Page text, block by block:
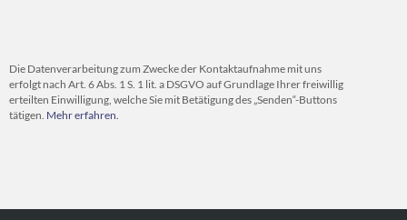
Die Datenverarbeitung zum Zwecke der Kontaktaufnahme mit uns
erfolgt nach Art. 6 Abs. 1 S. 1 lit. a DSGVO auf Grundlage Ihrer freiwillig
erteilten Einwilligung, welche Sie mit Betätigung des „Senden“-Buttons
tätigen. Mehr erfahren.